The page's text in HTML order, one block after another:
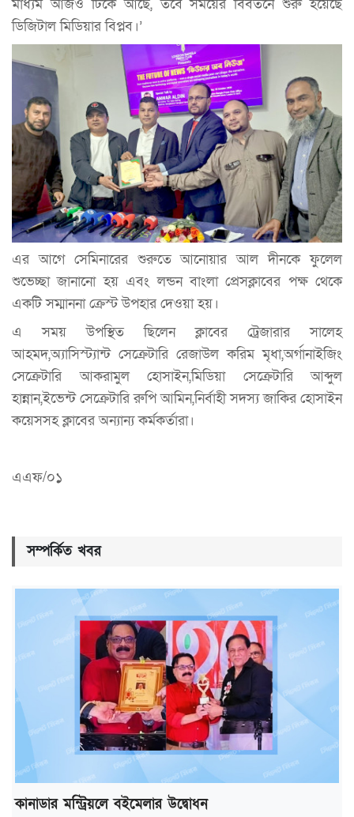
মাধ্যম আজও টিকে আছে, তবে সময়ের বিবর্তনে শুরু হয়েছে
ডিজিটাল মিডিয়ার বিপ্লব।’
এর আগে সেমিনারের শুরুতে আনোয়ার আল দীনকে ফুলেল
শুভেচ্ছা জানানো হয় এবং লন্ডন বাংলা প্রেসক্লাবের পক্ষ থেকে
একটি সম্মাননা ক্রেস্ট উপহার দেওয়া হয়।
এ সময় উপস্থিত ছিলেন ক্লাবের ট্রেজারার সালেহ
আহমদ,অ্যাসিস্ট্যান্ট সেক্রেটারি রেজাউল করিম মৃধা,অর্গানাইজিং
সেক্রেটারি আকরামুল হোসাইন,মিডিয়া সেক্রেটারি আব্দুল
হান্নান,ইভেন্ট সেক্রেটারি রুপি আমিন,নির্বাহী সদস্য জাকির হোসাইন
কয়েসসহ ক্লাবের অন্যান্য কর্মকর্তারা।
এএফ/০১
সম্পর্কিত খবর
কানাডার মন্ট্রিয়লে বইমেলার উদ্বোধন